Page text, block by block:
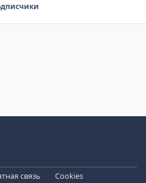
связь Cookies